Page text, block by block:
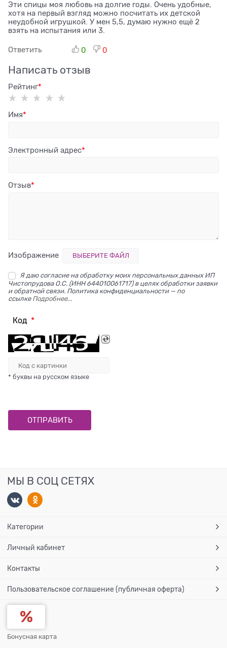
Эти спицы моя любовь на долгие годы. Очень удобные,
хотя на первый взгляд можно посчитать их детской
неудобной игрушкой. У мен 5,5, думаю нужно ещё 2
взять на испытания или 3.
Ответить 0 0
Написать отзыв
Рейтинг
Имя
Электронный адрес
Отзыв
Изображение ВЫБЕРИТЕ ФАЙЛ
Я даю согласие на обработку моих персональных данных ИП
Чистопрудова О.С. (ИНН 644010061717) в целях обработки заявки
и обратной связи. Политика конфиденциальности — по
ссылке Подробнее...
Код
* буквы на русском языке
МЫ В СОЦ СЕТЯХ
Категории
Личный кабинет
Контакты
Пользовательское соглашение (публичная оферта)
Бонусная карта